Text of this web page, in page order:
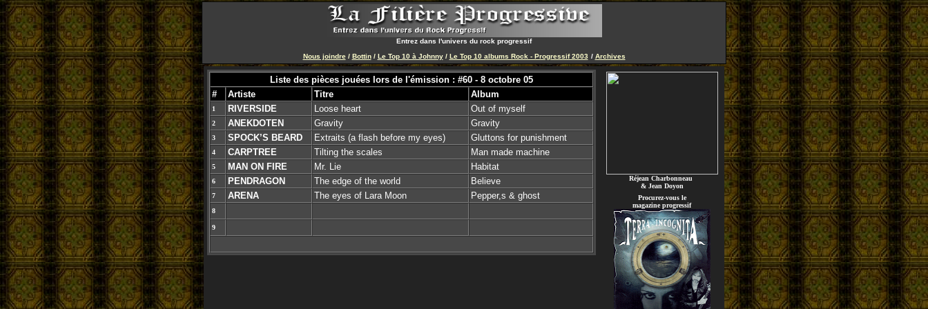
Entrez dans l'univers du rock progressif
Nous joindre/ Bottin/ Le Top 10 à Johnny/ Le Top 10 albums Rock - Progressif 2003 / Archives
Liste des pièces jouées lors de l'émission : #60 - 8 octobre 05
#
Artiste Titre Album
1 RIVERSIDE Loose heart Out of myself
2 ANEKDOTEN Gravity Gravity
3 SPOCK’S BEARD Extraits (a flash before my eyes) Gluttons for punishment
4 CARPTREE Tilting the scales Man made machine
5 MAN ON FIRE Mr. Lie Habitat
6 PENDRAGON The edge of the world Believe
7 ARENA The eyes of Lara Moon Pepper,s & ghost
8
9
Réjean Charbonneau
& Jean Doyon
Procurez-vous le
magazine progressif